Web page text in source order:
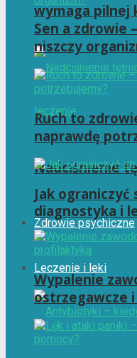
wymaga pilnej
Nadciśnienie
diagnostyka i
Leczenie i leki
Sen a zdrowie
niszczy
Ruch to
naprawdę
Jak
Zdrowie psychiczne
Wypalenie
ostrzegawcze